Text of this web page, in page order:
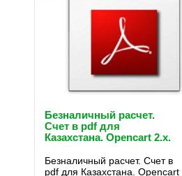
Безналичный расчет.
Счет в pdf для
Казахстана. Opencart 2.x.
Безналичный расчет. Счет в
pdf для Казахстана. Opencart